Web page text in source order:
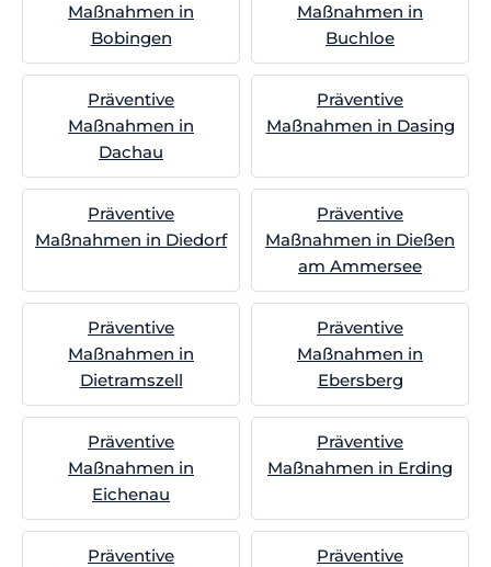
Maßnahmen in
Bobingen
Maßnahmen in
Buchloe
Präventive
Maßnahmen in
Dachau
Präventive
Maßnahmen in Dasing
Präventive
Maßnahmen in Diedorf
Präventive
Maßnahmen in Dießen
am Ammersee
Präventive
Maßnahmen in
Dietramszell
Präventive
Maßnahmen in
Ebersberg
Präventive
Maßnahmen in
Eichenau
Präventive
Maßnahmen in Erding
Präventive
Präventive